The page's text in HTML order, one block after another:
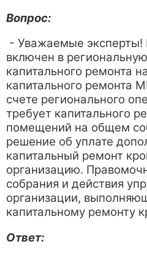
Вопрос:
- Уважаемые
включен в
капитального ремонта
капитального ремонта
счете регионального
требует капитального
помещений на общем
решение об уплате
капитальный ремонт
организацию.
собрания и действия
организации,
капитальному ремонту
Ответ: